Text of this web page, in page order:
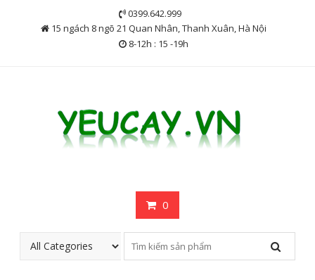
0399.642.999
15 ngách 8 ngõ 21 Quan Nhân, Thanh Xuân, Hà Nội
8-12h : 15 -19h
0